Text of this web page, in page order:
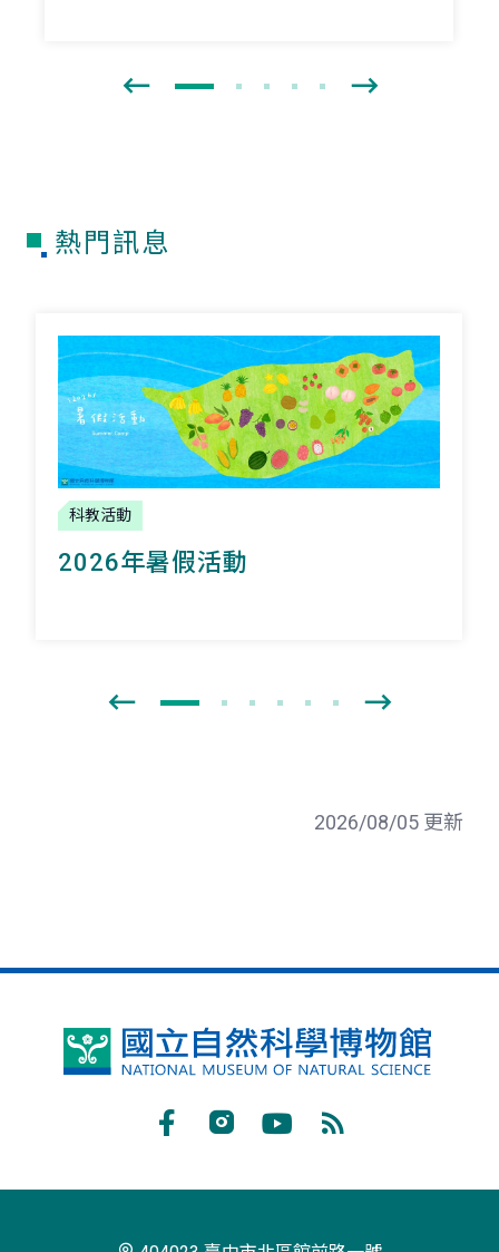
熱門訊息
科教活動
2026年暑假活動
2026/08/05 更新
國